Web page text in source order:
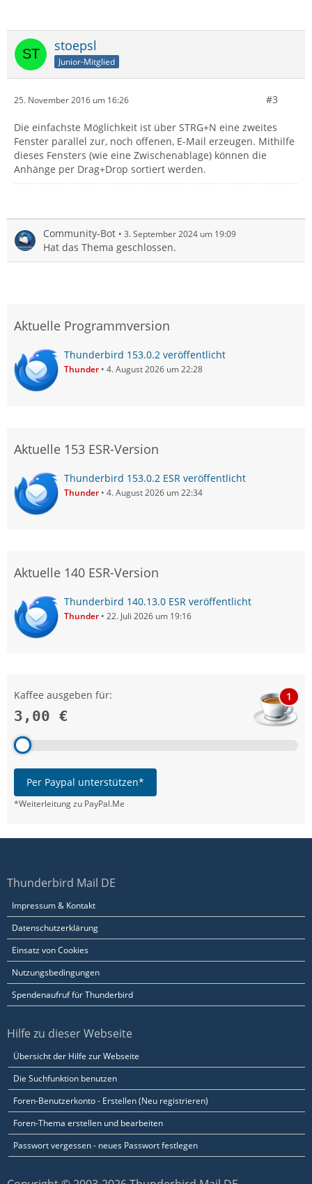
stoepsl
Junior-Mitglied
25. November 2016 um 16:26 #3
Die einfachste Möglichkeit ist über STRG+N eine zweites
Fenster parallel zur, noch offenen, E-Mail erzeugen. Mithilfe
dieses Fensters (wie eine Zwischenablage) können die
Anhänge per Drag+Drop sortiert werden.
Community-Bot 3. September 2024 um 19:09
Hat das Thema geschlossen.
Aktuelle Programmversion
Thunderbird 153.0.2 veröffentlicht
Thunder 4. August 2026 um 22:28
Aktuelle 153 ESR-Version
Thunderbird 153.0.2 ESR veröffentlicht
Thunder 4. August 2026 um 22:34
Aktuelle 140 ESR-Version
Thunderbird 140.13.0 ESR veröffentlicht
Thunder 22. Juli 2026 um 19:16
Kaffee ausgeben für:
3,00 €
1
Per Paypal unterstützen*
*Weiterleitung zu PayPal.Me
Thunderbird Mail DE
Impressum & Kontakt
Datenschutzerklärung
Einsatz von Cookies
Nutzungsbedingungen
Spendenaufruf für Thunderbird
Hilfe zu dieser Webseite
Übersicht der Hilfe zur Webseite
Die Suchfunktion benutzen
Foren-Benutzerkonto - Erstellen (Neu registrieren)
Foren-Thema erstellen und bearbeiten
Passwort vergessen - neues Passwort festlegen